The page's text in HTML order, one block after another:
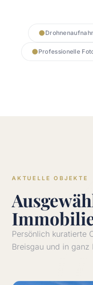
Professionelle
AKTUELLE OBJEKTE
Persönlich kuratierte
Breisgau und in ganz